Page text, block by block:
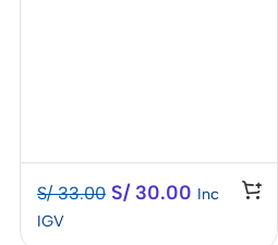
S/33.00 S/30.00 Inc
IGV